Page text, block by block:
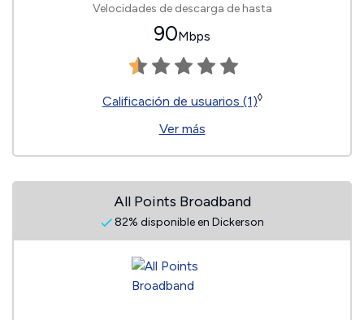
Velocidades de descarga de hasta
90Mbps
Calificación de usuarios (1)◊
Ver más
All Points Broadband
82% disponible en Dickerson